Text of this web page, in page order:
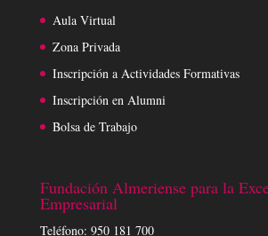
Aula Virtual
Zona Privada
Inscripción a Actividades Formativas
Inscripción en Alumni
Bolsa de Trabajo
Fundación Almeriense para la
Empresarial
Teléfono: 950 181 700